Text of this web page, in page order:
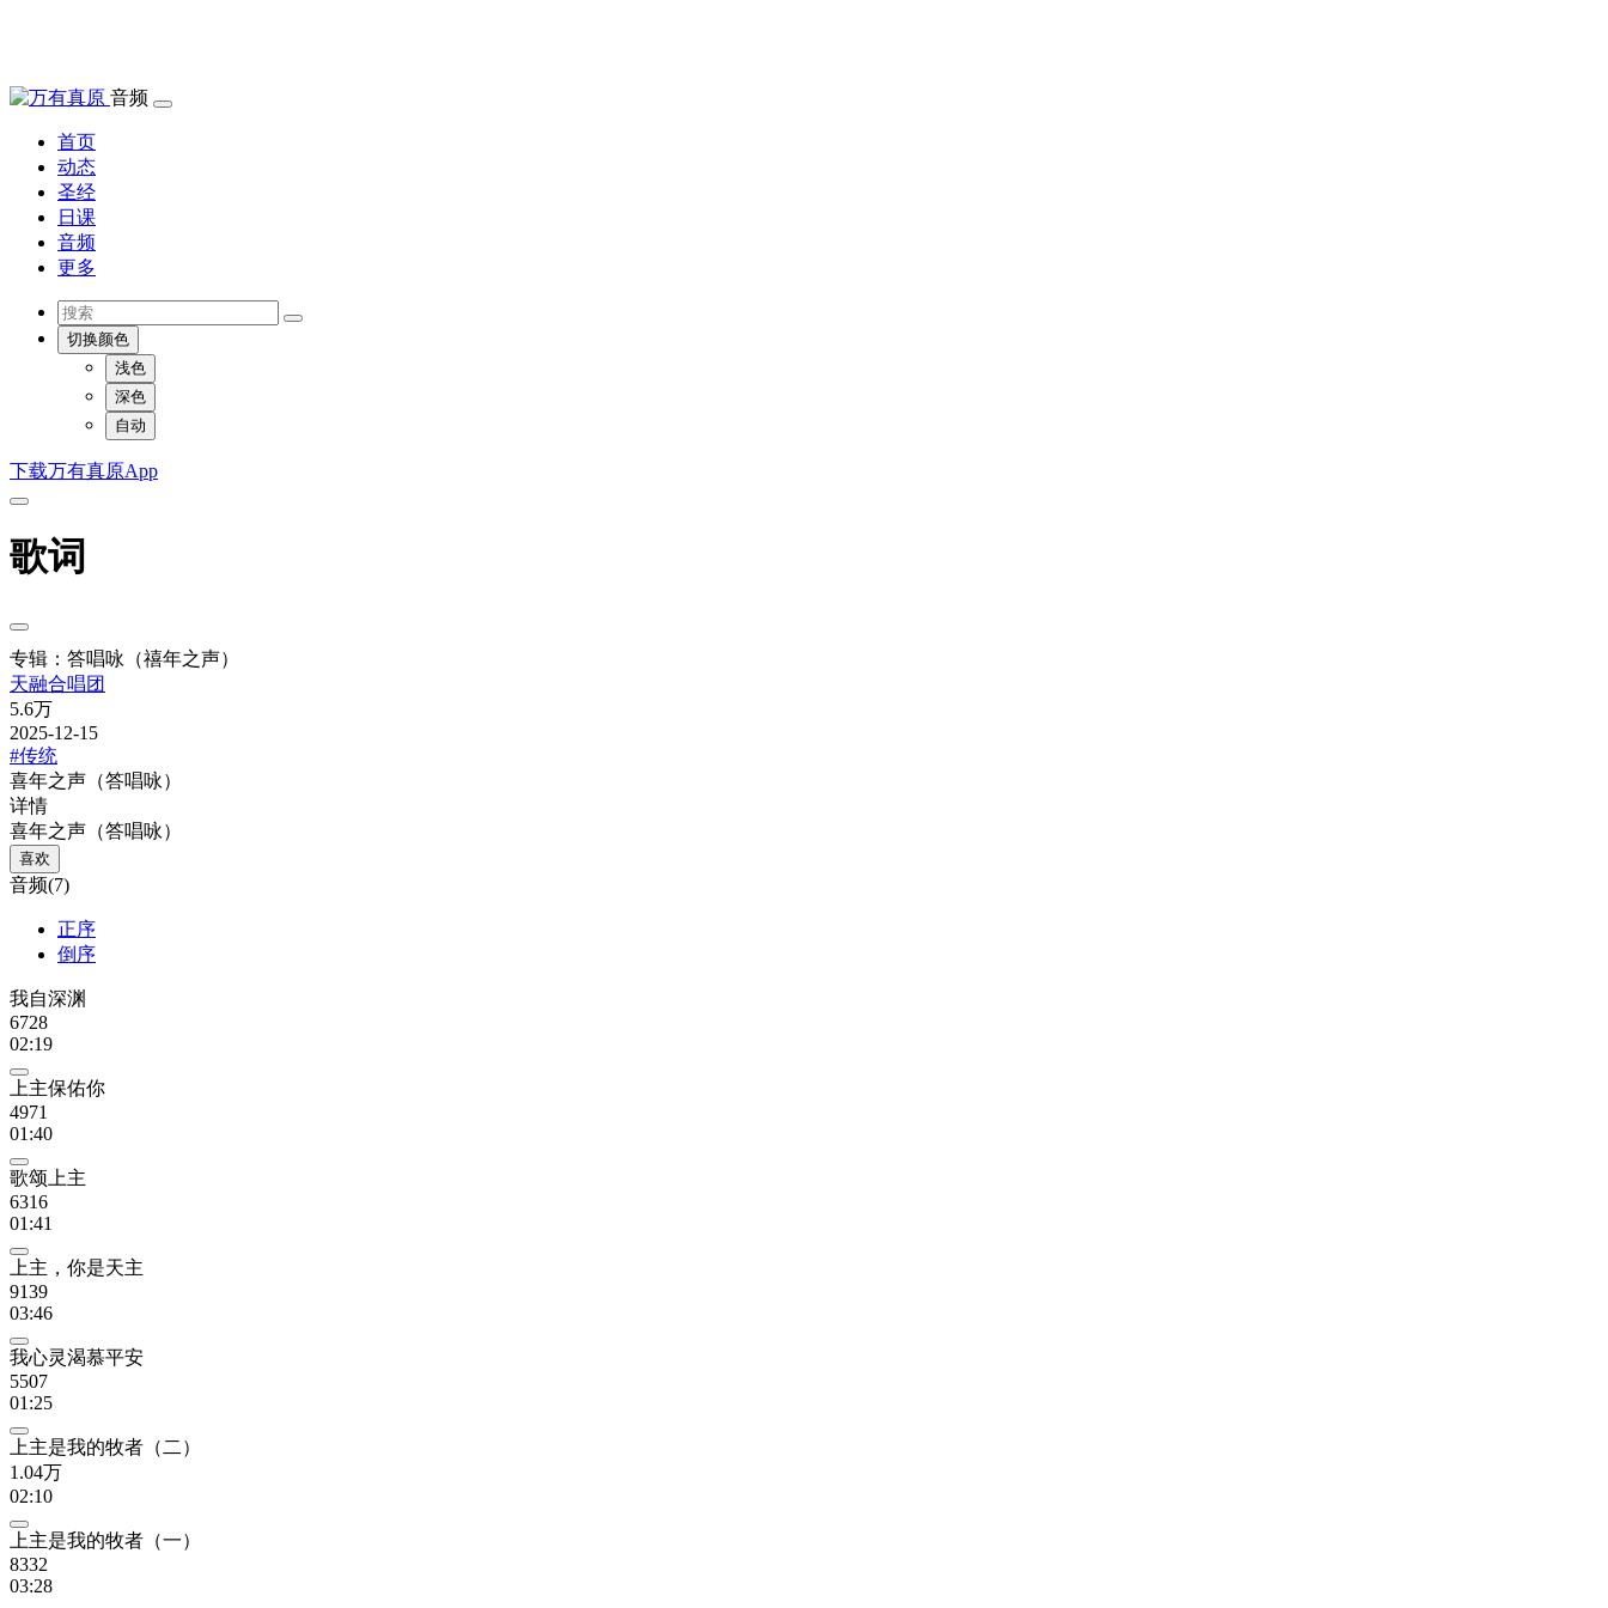
音频
首页
动态
圣经
日课
音频
更多
切换颜色
浅色
深色
自动
下载万有真原App
歌词
专辑：答唱咏（禧年之声）
天融合唱团
5.6万
2025-12-15
#传统
喜年之声（答唱咏）
详情
喜年之声（答唱咏）
喜欢
音频(7)
正序
倒序
我自深渊
6728
02:19
上主保佑你
4971
01:40
歌颂上主
6316
01:41
上主，你是天主
9139
03:46
我心灵渴慕平安
5507
01:25
上主是我的牧者（二）
1.04万
02:10
上主是我的牧者（一）
8332
03:28